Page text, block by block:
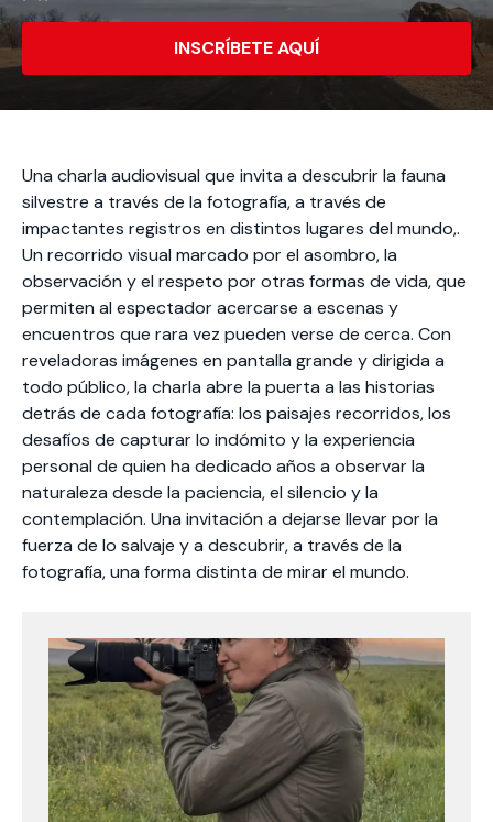
cursos
interesar:
students
interesar:vinculación con la
Extensión Cultural
intercambio
INSCRÍBETE AQUÍ
Una charla audiovisual que invita a descubrir la fauna
silvestre a través de la fotografía, a través de
impactantes registros en distintos lugares del mundo,.
Un recorrido visual marcado por el asombro, la
observación y el respeto por otras formas de vida, que
permiten al espectador acercarse a escenas y
encuentros que rara vez pueden verse de cerca. Con
reveladoras imágenes en pantalla grande y dirigida a
todo público, la charla abre la puerta a las historias
detrás de cada fotografía: los paisajes recorridos, los
desafíos de capturar lo indómito y la experiencia
personal de quien ha dedicado años a observar la
naturaleza desde la paciencia, el silencio y la
contemplación. Una invitación a dejarse llevar por la
fuerza de lo salvaje y a descubrir, a través de la
fotografía, una forma distinta de mirar el mundo.